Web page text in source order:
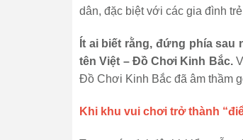
dân, đặc biệt với các gia đình
Ít ai biết rằng, đứng phía
tên Việt – Đồ Chơi Kinh Bắc.
Đồ Chơi Kinh Bắc đã âm thầm
Khi khu vui chơi trở thành